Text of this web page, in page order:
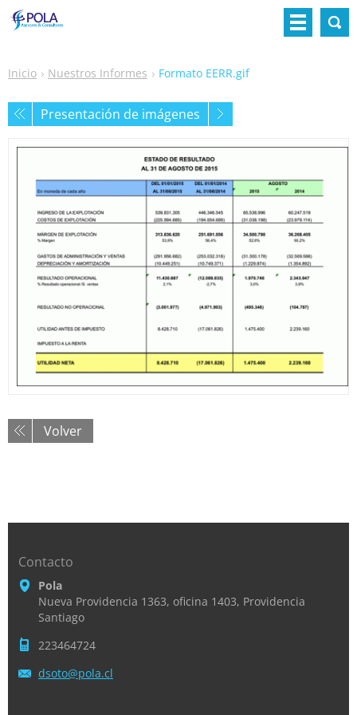
Inicio Nuestros Informes Formato EERR.gif
Presentación de imágenes
Volver
Contacto
Pola
Nueva Providencia 1363, oficina 1403, Providencia
Santiago
223464724
dsoto@pola.cl